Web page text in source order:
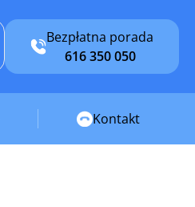
Bezpłatna porada
616 350 050
Kontakt